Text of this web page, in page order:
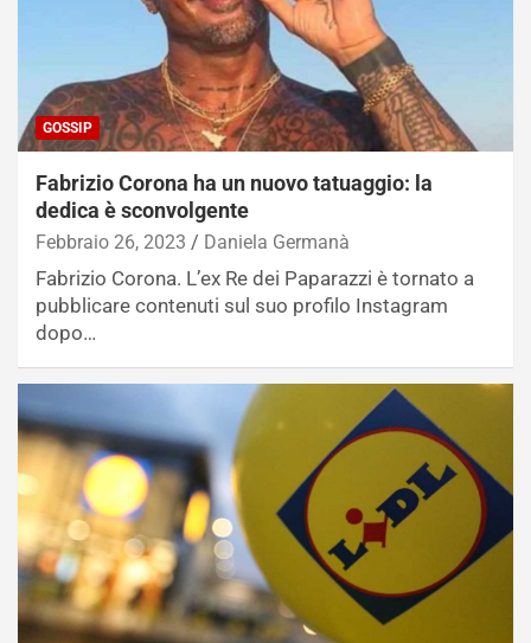
GOSSIP
Fabrizio Corona ha un nuovo tatuaggio: la
dedica è sconvolgente
Febbraio 26, 2023 Daniela Germanà
Fabrizio Corona. L’ex Re dei Paparazzi è tornato a
pubblicare contenuti sul suo profilo Instagram
dopo…